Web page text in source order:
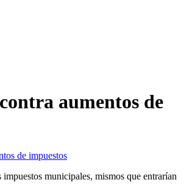
aumentos de
de impuestos
municipales, mismos que entrarían